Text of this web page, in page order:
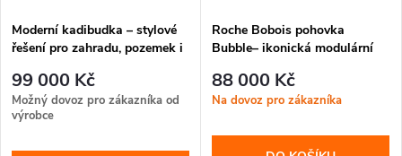
Moderní kadibudka – stylové
řešení pro zahradu, pozemek i
99 000 Kč
Možný dovoz pro zákazníka od
výrobce
Roche Bobois pohovka
Bubble– ikonická modulární
88 000 Kč
Na dovoz pro zákazníka